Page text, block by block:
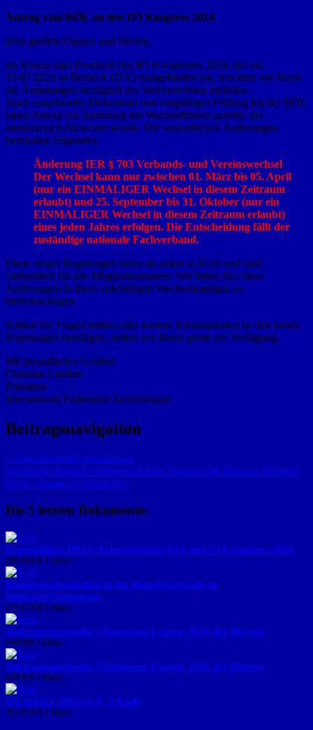
Antrag vom BÖE an den IFI Kongress 2024
Sehr geehrte Damen und Herren,
im Voraus zum Protokoll des IFI Kongresses 2024, der am
15.07.2024 in Bruneck (ITA) stattgefunden hat, möchten wir Ihnen
die Änderungen bezüglich der Wechselfristen mitteilen.
Nach eingehender Diskussion und sorgfältiger Prüfung hat der BÖE
einen Antrag zur Änderung der Wechselfristen gestellt, der
einstimmig befürwortet wurde. Die wesentlichen Änderungen
beinhalten folgendes:
Änderung IER § 703 Verbands- und Vereinswechsel
Der Wechsel kann nur zwischen 01. März bis 05. April
(nur ein EINMALIGER Wechsel in diesem Zeitraum
erlaubt) und 25. September bis 31. Oktober (nur ein
EINMALIGER Wechsel in diesem Zeitraum erlaubt)
eines jeden Jahres erfolgen. Die Entscheidung fällt der
zuständige nationale Fachverband.
Diese neuen Regelungen treten ab sofort in Kraft und sind
verbindlich für alle Mitgliedsnationen. Wir bitten Sie, diese
Änderungen in Ihren zukünftigen Wechselanträgen zu
berücksichtigen.
Sollten Sie Fragen haben oder weitere Informationen zu den neuen
Regelungen benötigen, stehen wir Ihnen gerne zur Verfügung.
Mit freundlichen Grüßen
Christian Lindner
Präsident
International Federation Icestocksport
Beitragsnavigation
« Geschäftsstelle geschlossen
Startlisten Deutsche Meisterschaften Jugend und Junioren Sommer
2024 – Stand: 27.08.2024 »
Die 5 letzten Dokumente:
Ergebnisliste DESV-Talentsichtung U16 und U19 Sommer 2026
290.98 KB 1 file(s)
Kinderstockschießen in der Hanebergstraße in
München/Neuhausen
253.27 KB 1 file(s)
Austragungsmodus Champions League 2026 der Herren
0.00 KB 1 file(s)
Austragungsmodus Champions League 2026 der Damen
0.00 KB 1 file(s)
IFI-SpGLi_2025-A-Z_2.0.pdf
292.22 KB 1 file(s)